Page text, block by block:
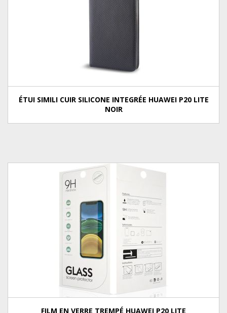
ÉTUI SIMILI CUIR SILICONE INTEGRÉE HUAWEI P20 LITE
NOIR
FILM EN VERRE TREMPÉ HUAWEI P20 LITE